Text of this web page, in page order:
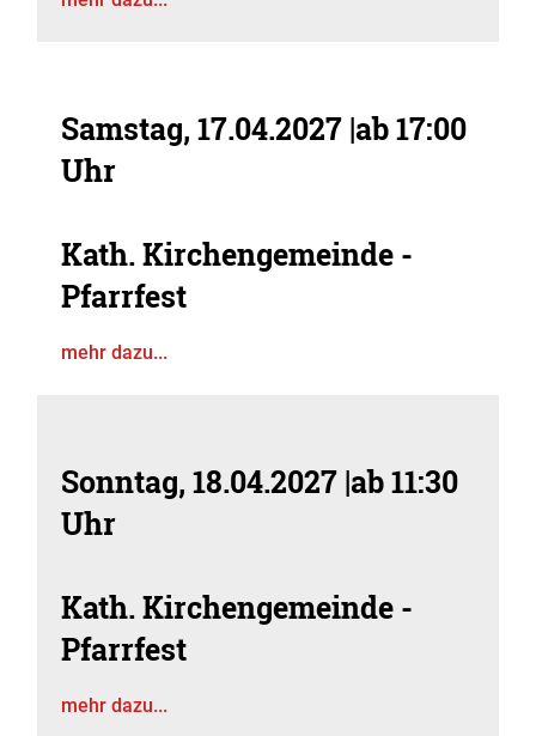
Samstag, 17.04.2027 |ab 17:00
Uhr
Kath. Kirchengemeinde -
Pfarrfest
mehr dazu...
Sonntag, 18.04.2027 |ab 11:30
Uhr
Kath. Kirchengemeinde -
Pfarrfest
mehr dazu...